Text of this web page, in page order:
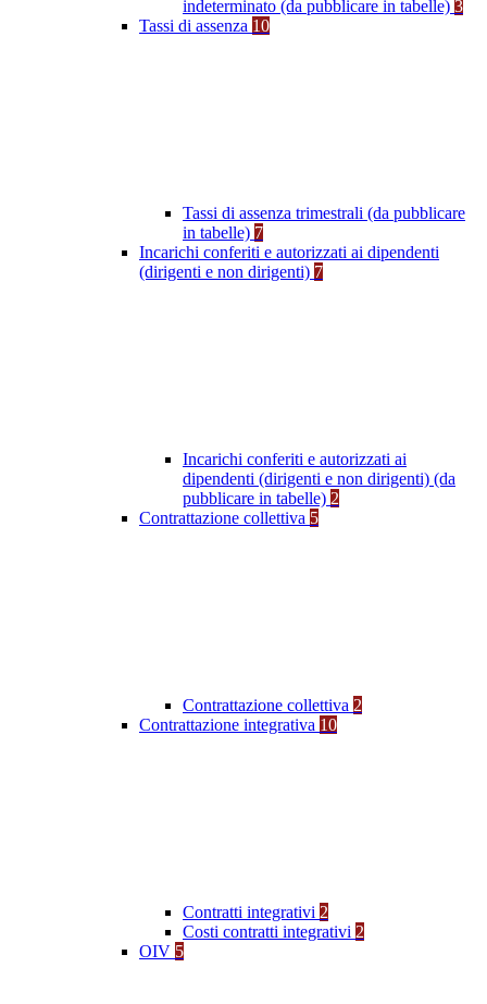
indeterminato (da pubblicare in tabelle) 3
Tassi di assenza 10
Tassi di assenza trimestrali (da pubblicare
in tabelle) 7
Incarichi conferiti e autorizzati ai dipendenti
(dirigenti e non dirigenti) 7
Incarichi conferiti e autorizzati ai
dipendenti (dirigenti e non dirigenti) (da
pubblicare in tabelle) 2
Contrattazione collettiva 5
Contrattazione collettiva 2
Contrattazione integrativa 10
Contratti integrativi 2
Costi contratti integrativi 2
OIV 5